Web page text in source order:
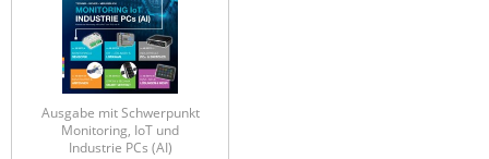
Ausgabe mit Schwerpunkt
Monitoring, IoT und
Industrie PCs (AI)